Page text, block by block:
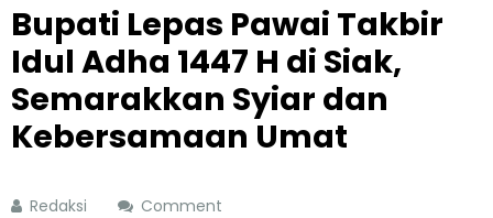
Bupati Lepas Pawai Takbir
Idul Adha 1447 H di Siak,
Semarakkan Syiar dan
Kebersamaan Umat
Redaksi Comment